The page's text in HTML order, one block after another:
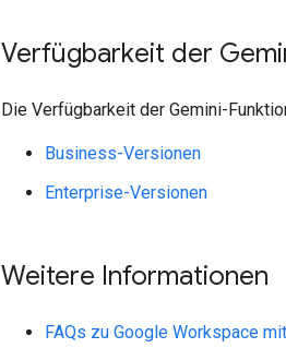
Verfügbarkeit der
Die Verfügbarkeit der Gemini-
Business-Versionen
Enterprise-Versionen
Weitere Informationen
FAQs zu Google Workspace